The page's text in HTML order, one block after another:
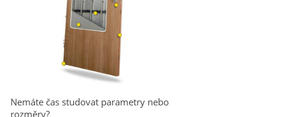
Nemáte čas studovat parametry nebo
rozměry?